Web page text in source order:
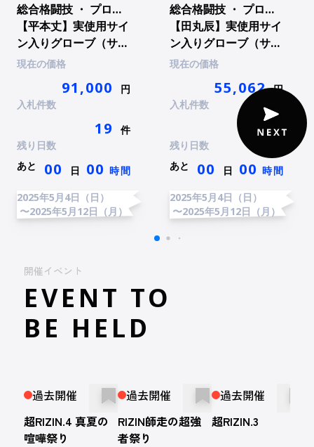
総合格闘技 ・ プロ総合格闘技
【平本丈】実使用サイ
ン入りグローブ（サイ
ン入りチェキ付）
現在の価格
91,000
円
入札件数
19
件
残り日数
あと
00 日 00 時間
2025年5月4日（日）
〜2025年5月12日（月）
総合格闘技 ・ プロ総合格闘技
【田丸辰】実使用サイ
ン入りグローブ（サイ
ン入りチェキ付）
現在の価格
55,062 円
入札件数
23 件
残り日数
あと
00 日 00 時間
2025年5月4日（日）
〜2025年5月12日（月）
開催イベント
EVENT TO
BE HELD
過去開催
超RIZIN.4 真夏の
喧嘩祭り
過去開催
RIZIN師走の超強
者祭り
過去開催
超RIZIN.3